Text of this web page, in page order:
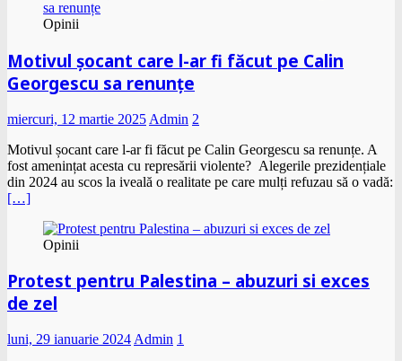
Opinii
Motivul șocant care l-ar fi făcut pe Calin
Georgescu sa renunțe
miercuri, 12 martie 2025 Admin 2
Motivul șocant care l-ar fi făcut pe Calin Georgescu sa renunțe. A
fost amenințat acesta cu represării violente? Alegerile prezidențiale
din 2024 au scos la iveală o realitate pe care mulți refuzau să o vadă:
[…]
Opinii
Protest pentru Palestina – abuzuri si exces
de zel
luni, 29 ianuarie 2024 Admin 1